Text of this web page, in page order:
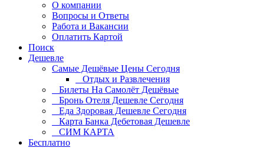
О компании
Вопросы и Ответы
Работа и Вакансии
Оплатить Картой
Поиск
Дешевле
Самые Дешёвые Цены Сегодня
Отдых и Развлечения
Билеты На Самолёт Дешёвые
Бронь Отеля Дешевле Сегодня
Еда Здоровая Дешевле Сегодня
Карта Банка Дебетовая Дешевле
СИМ КАРТА
Бесплатно